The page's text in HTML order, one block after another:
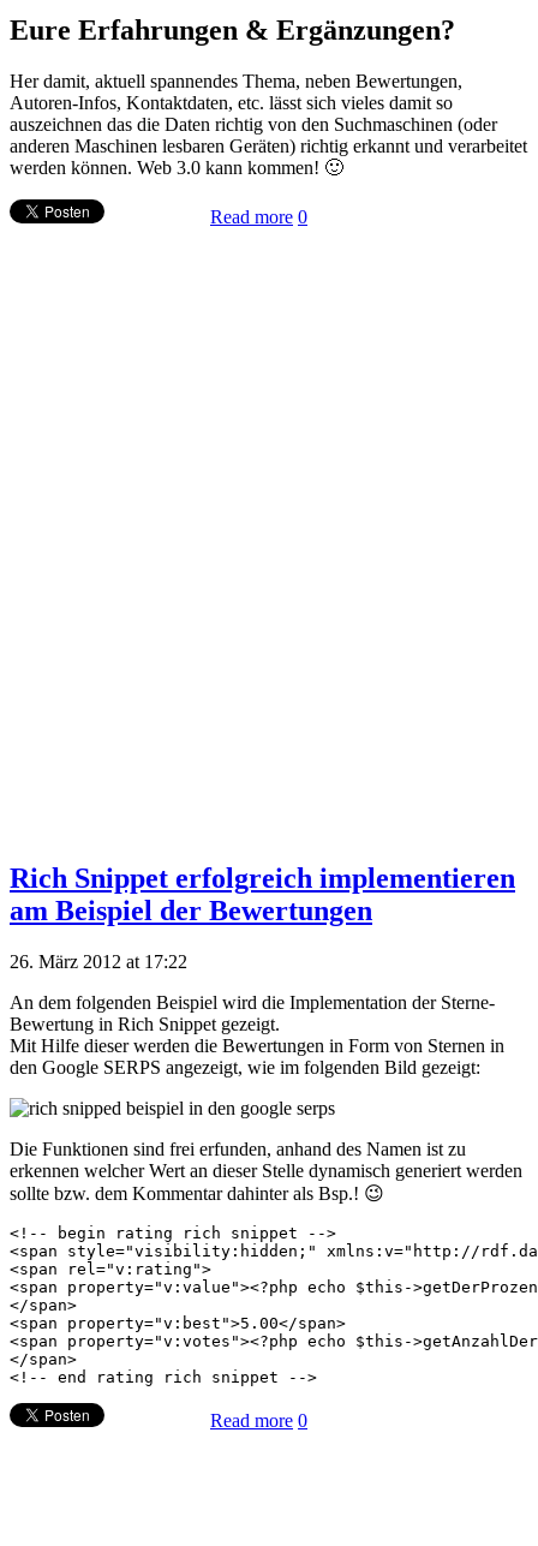
Eure Erfahrungen & Ergänzungen?
Her damit, aktuell spannendes Thema, neben Bewertungen,
Autoren-Infos, Kontaktdaten, etc. lässt sich vieles damit so
auszeichnen das die Daten richtig von den Suchmaschinen (oder
anderen Maschinen lesbaren Geräten) richtig erkannt und verarbeitet
werden können. Web 3.0 kann kommen! 🙂
Read more 0
Rich Snippet erfolgreich implementieren
am Beispiel der Bewertungen
26. März 2012 at 17:22
An dem folgenden Beispiel wird die Implementation der Sterne-
Bewertung in Rich Snippet gezeigt.
Mit Hilfe dieser werden die Bewertungen in Form von Sternen in
den Google SERPS angezeigt, wie im folgenden Bild gezeigt:
Die Funktionen sind frei erfunden, anhand des Namen ist zu
erkennen welcher Wert an dieser Stelle dynamisch generiert werden
sollte bzw. dem Kommentar dahinter als Bsp.! 😉
<!-- begin rating rich snippet -->
<span style="visibility:hidden;" xmlns:v="http://
<span rel="v:rating">
<span property="v:value"><?php echo $this-
</span>
<span property="v:best">5.00</span>
<span property="v:votes"><?php echo $this-
</span>
Read more 0